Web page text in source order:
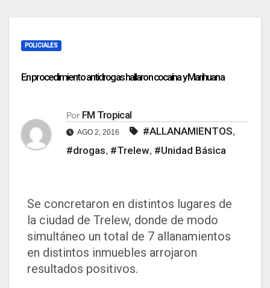
POLICIALES
En procedimiento antidrogas hallaron cocaína y Marihuana
Por FM Tropical
AGO 2, 2016 #ALLANAMIENTOS,
#drogas, #Trelew, #Unidad Básica
Se concretaron en distintos lugares de
la ciudad de Trelew, donde de modo
simultáneo un total de 7 allanamientos
en distintos inmuebles arrojaron
resultados positivos.